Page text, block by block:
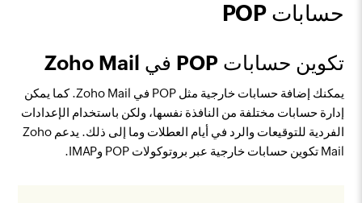
حسابات POP
تكوين حسابات POP في Zoho Mail
يمكنك إضافة حسابات خارجية مثل POP في Zoho Mail. كما يمكن
إدارة حسابات مختلفة من النافذة نفسها، ولكن باستخدام الإعدادات
الفردية للتوقيعات والرد في أيام العطلات وما إلى ذلك. يدعم Zoho
Mail تكوين حسابات خارجية عبر بروتوكولات POP وIMAP.